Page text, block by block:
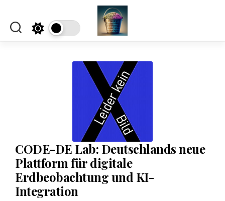
content
CODE-DE Lab: Deutschlands neue
Plattform für digitale
Erdbeobachtung und KI-
Integration